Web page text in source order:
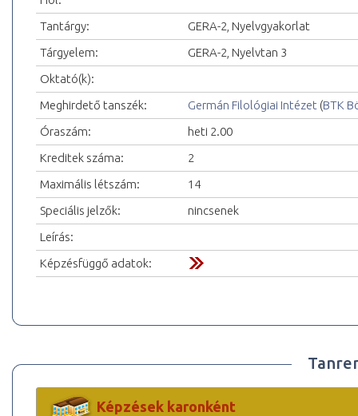
Tantárgy:
GERA-2, Nyelvgyakorlat
Tárgyelem:
GERA-2, Nyelvtan 3
Oktató(k):
Meghirdető tanszék:
Germán Filológiai Intézet (BTK
Óraszám:
heti 2.00
Kreditek száma:
2
Maximális létszám:
14
Speciális jelzők:
nincsenek
Leírás:
Képzésfüggő adatok:
Képzések karonként